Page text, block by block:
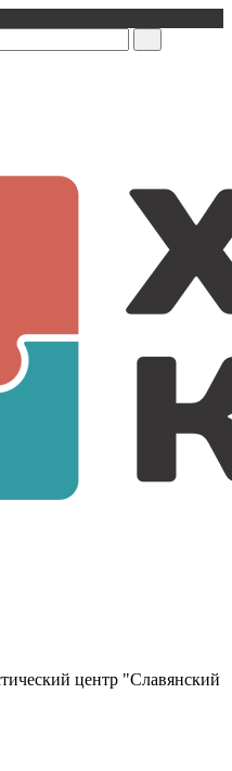
центр "Славянский